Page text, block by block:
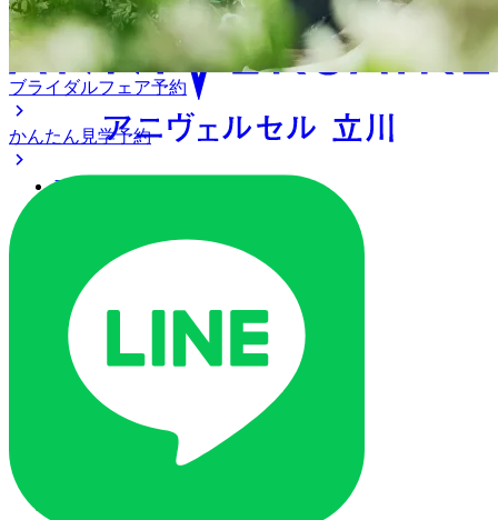
アクセス
ご列席の皆様へ
トピックス
ご予約・お問い合わせ
ブライダルフェア
ブライダルフェア一覧
ブライダルフェアの基礎知識
ブライダルフェア予約
かんたん見学予約